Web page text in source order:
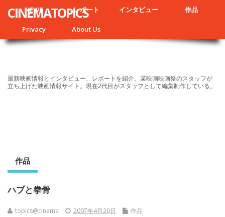
NEWS レポート インタビュー 作品
Privacy About Us
CINEMATOPICS
最新映画情報とインタビュー、レポートを紹介。某映画映画祭のスタッフが
立ち上げた映画情報サイト。現在2代目がスタッフとして編集制作している。
作品
ハブと拳骨
topics@cinema 2007年4月20日
作品